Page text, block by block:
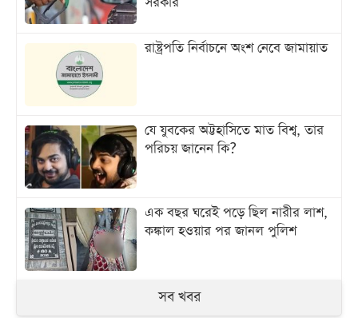
রাষ্ট্রপতি নির্বাচনে অংশ নেবে জামায়াত
যে যুবকের অট্টহাসিতে মাত বিশ্ব, তার
পরিচয় জানেন কি?
এক বছর ঘরেই পড়ে ছিল নারীর লাশ,
কঙ্কাল হওয়ার পর জানল পুলিশ
সব খবর